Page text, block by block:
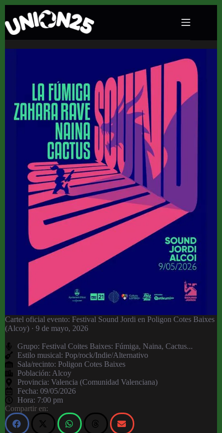
Festival Sound Jordi en Poligon Cotes Baixes
(Alcoy) · 9 de mayo, 2026
Cartel oficial evento: Festival Sound Jordi en Poligon Cotes Baixes
(Alcoy) · 9 de mayo, 2026
Grupo: Festival Coites Baixes: Fúmiga, Naina, Cactus...
Estilo musical: Pop/rock/Indie/Alternativo
Sala/recinto: Poligon Cotes Baixes
Población: Alcoy
Provincia: Valencia (Comunidad Valenciana)
Fecha: 09/05/2026
Hora: 7:00 pm
Compartir en: